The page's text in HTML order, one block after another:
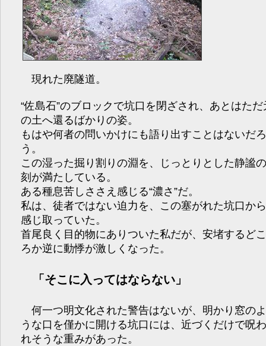
現れた廃隧道。
“佐島石”のブロックで坑口を閉ざされ、あとはただ
の土へ還るばかりの姿。
もはや何者の問いかけにも語り出すことはないだ
う。
この湿った掘り割りの淵を、じっとりとした静謐
刻が満たしている。
ある種息苦しささえ感じる“濃さ”だ。
私は、徒者ではない迫力を、この塞がれた坑口か
感じ取っていた。
首尾良く目的物にありついた私だが、安堵するど
ろか逆に動悸が激しくなった。
「そこに入ってはならない」
何一つ明文化された警告はないが、明かり窓の
うな口を僅かに開ける坑口には、近づくだけで呪
れそうな重みがあった。